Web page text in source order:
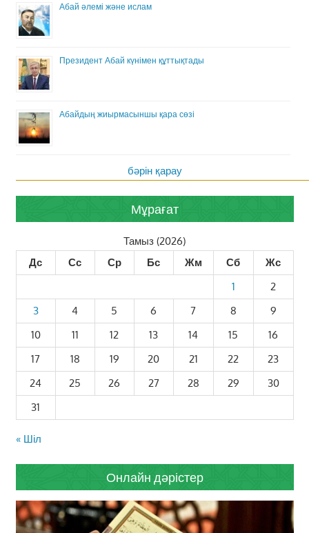
Абай әлемі және ислам
Президент Абай күнімен құттықтады
Абайдың жиырмасыншы қара сөзі
бәрін қарау
Мұрағат
Тамыз (2026)
Дс
Сс Ср Бс Жм Сб
Жс
1
2
3
4 5 6 7 8
9
10
11 12 13 14 15
16
17
18 19 20 21 22
23
24
25 26 27 28 29
30
31
« Шіл
Онлайн дәрістер